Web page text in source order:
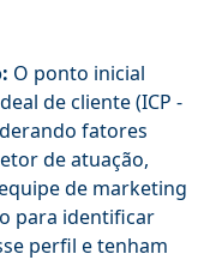
O ponto inicial
de cliente (ICP -
fatores
de atuação,
de marketing
para identificar
perfil e tenham